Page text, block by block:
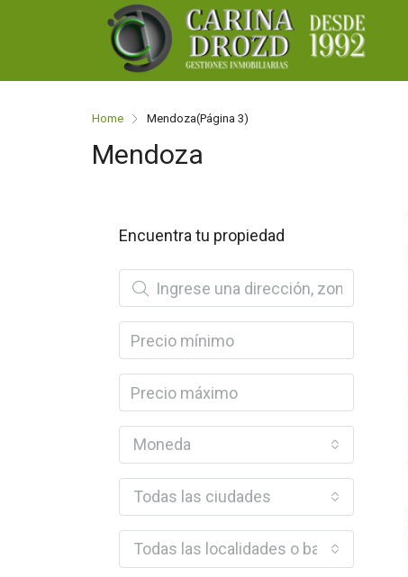
Home Mendoza(Página 3)
Mendoza
Encuentra tu propiedad
Moneda
Todas las ciudades
Todas las localidades o barrios